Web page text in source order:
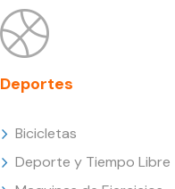
Deportes
Bicicletas
Deporte y Tiempo Libre